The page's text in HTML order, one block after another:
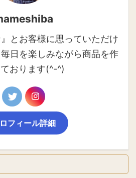
』とお客様に思っていただけ
日を楽しみながら商品を作
おります(^-^)
フィール詳細